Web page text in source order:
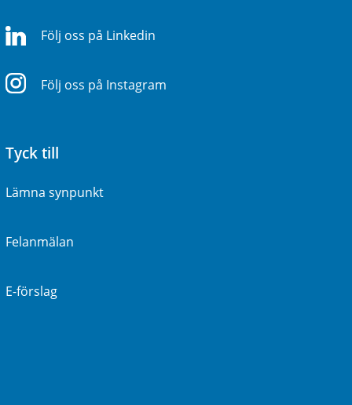
Följ oss på Linkedin
Följ oss på Instagram
Tyck till
Lämna synpunkt
Felanmälan
E-förslag